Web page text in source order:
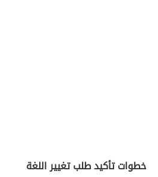
خطوات تأكيد طلب تغيير اللغة